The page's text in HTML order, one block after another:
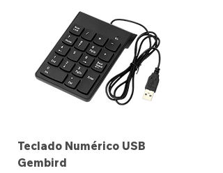
Teclado Numérico USB
Gembird